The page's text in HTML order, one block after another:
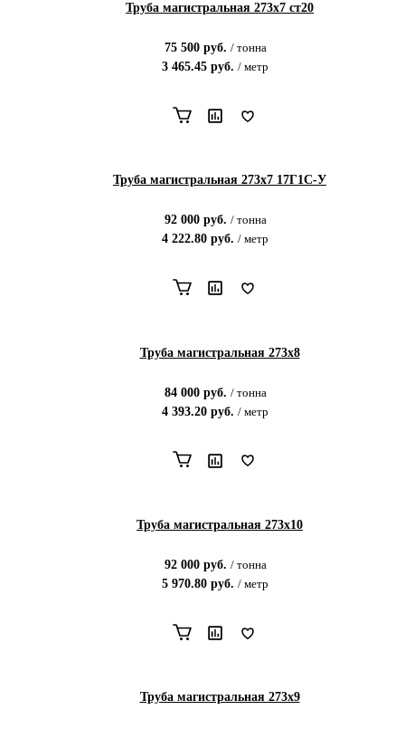
Труба магистральная 273х7 ст20
75 500руб. / тонна
3 465.45 руб. / метр
Труба магистральная 273х7 17Г1С-У
92 000руб. / тонна
4 222.80 руб. / метр
Труба магистральная 273х8
84 000руб. / тонна
4 393.20 руб. / метр
Труба магистральная 273х10
92 000руб. / тонна
5 970.80 руб. / метр
Труба магистральная 273х9